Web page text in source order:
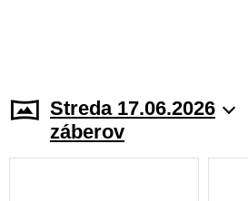
Streda 17.06.2026
záberov